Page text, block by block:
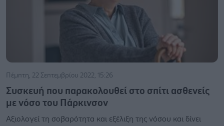
Πέμπτη, 22 Σεπτεμβρίου 2022, 15:26
Συσκευή που παρακολουθεί στο σπίτι ασθενείς
με νόσο του Πάρκινσον
Αξιολογεί τη σοβαρότητα και εξέλιξη της νόσου και δίνει